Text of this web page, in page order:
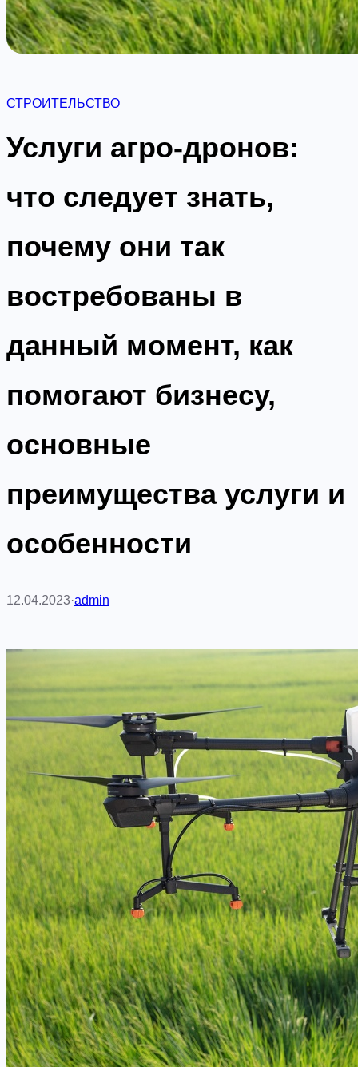
СТРОИТЕЛЬСТВО
Услуги агро-дронов:
что следует знать,
почему они так
востребованы в
данный момент, как
помогают бизнесу,
основные
преимущества услуги и
особенности
12.04.2023·admin